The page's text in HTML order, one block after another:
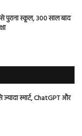
स्कूल, 300 साल बाद
स्मार्ट, ChatGPT और